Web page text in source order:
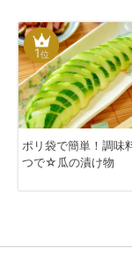
1位
ポリ袋で簡単！調味
つで☆瓜の漬け物